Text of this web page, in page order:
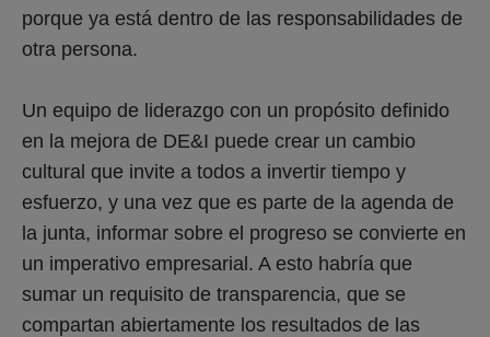
porque ya está dentro de las responsabilidades de
otra persona.
Un equipo de liderazgo con un propósito definido
en la mejora de DE&I puede crear un cambio
cultural que invite a todos a invertir tiempo y
esfuerzo, y una vez que es parte de la agenda de
la junta, informar sobre el progreso se convierte en
un imperativo empresarial. A esto habría que
sumar un requisito de transparencia, que se
compartan abiertamente los resultados de las